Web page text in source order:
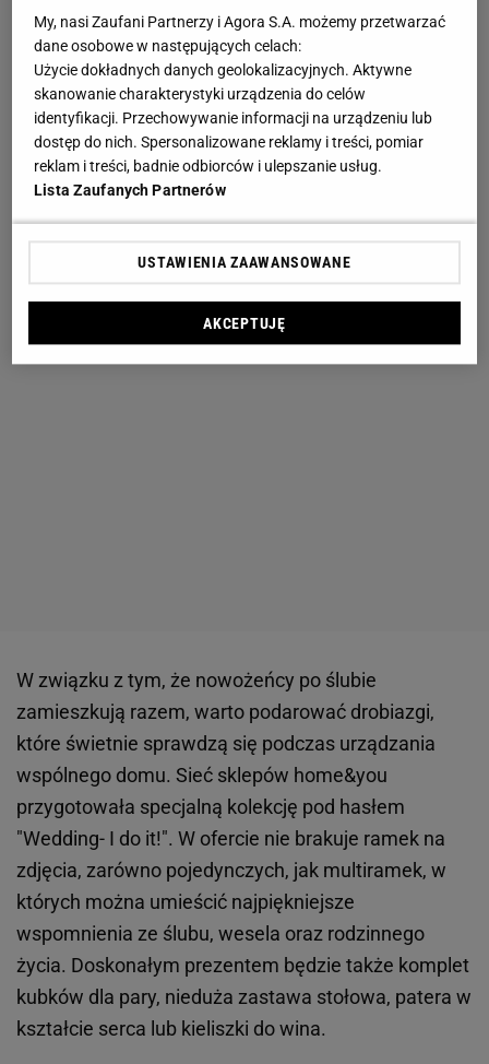
W związku z tym, że nowożeńcy po ślubie
zamieszkują razem, warto podarować drobiazgi,
które świetnie sprawdzą się podczas urządzania
wspólnego domu. Sieć sklepów home&you
przygotowała specjalną kolekcję pod hasłem
"Wedding- I do it!". W ofercie nie brakuje ramek na
zdjęcia, zarówno pojedynczych, jak multiramek, w
których można umieścić najpiękniejsze
wspomnienia ze ślubu, wesela oraz rodzinnego
życia. Doskonałym prezentem będzie także komplet
kubków dla pary, nieduża zastawa stołowa, patera w
kształcie serca lub kieliszki do wina.
My, nasi Zaufani Partnerzy i Agora S.A. możemy przetwarzać
dane osobowe w następujących celach:
Użycie dokładnych danych geolokalizacyjnych. Aktywne
skanowanie charakterystyki urządzenia do celów
identyfikacji. Przechowywanie informacji na urządzeniu lub
dostęp do nich. Spersonalizowane reklamy i treści, pomiar
reklam i treści, badnie odbiorców i ulepszanie usług.
Lista Zaufanych Partnerów
USTAWIENIA ZAAWANSOWANE
AKCEPTUJĘ